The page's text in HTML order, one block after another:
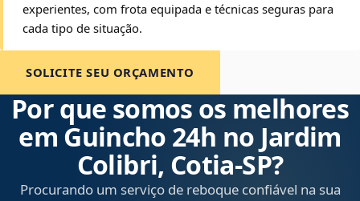
experientes, com frota equipada e técnicas seguras para
cada tipo de situação.
SOLICITE SEU ORÇAMENTO
Por que somos os melhores
em Guincho 24h no Jardim
Colibri, Cotia‑SP?
Procurando um serviço de reboque confiável na sua